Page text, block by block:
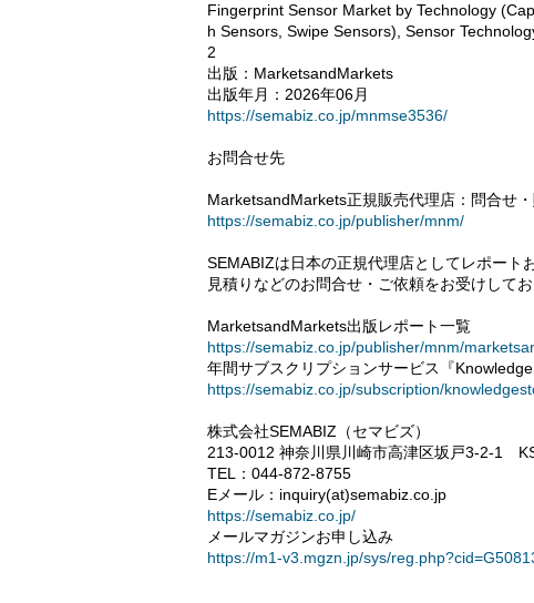
Fingerprint Sensor Market by Technology
h Sensors, Swipe Sensors), Sensor
2
出版：MarketsandMarkets
出版年月：2026年06月
https://semabiz.co.jp/mnmse3536/
お問合せ先
MarketsandMarkets正規販売代理店：問合せ
https://semabiz.co.jp/publisher/mnm/
SEMABIZは日本の正規代理店としてレポート
見積りなどのお問合せ・ご依頼をお受けしてお
MarketsandMarkets出版レポート一覧
https://semabiz.co.jp/publisher/mnm/
年間サブスクリプションサービス『
https://semabiz.co.jp/subscription/
株式会社SEMABIZ（セマビズ）
213-0012 神奈川県川崎市高津区坂戸3-2-1
TEL：044-872-8755
Eメール：inquiry(at)semabiz.co.jp
https://semabiz.co.jp/
メールマガジンお申し込み
https://m1-v3.mgzn.jp/sys/